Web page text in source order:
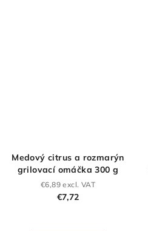
Medový citrus a rozmarýn
grilovací omáčka 300 g
€6,89 excl. VAT
€7,72